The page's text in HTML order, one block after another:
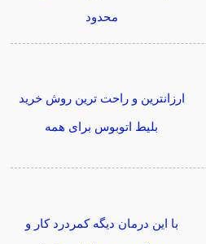
محدود
ارزانترین و راحت ترین روش خرید
بلیط اتوبوس برای همه
با این درمان دیگه کمردرد کار و